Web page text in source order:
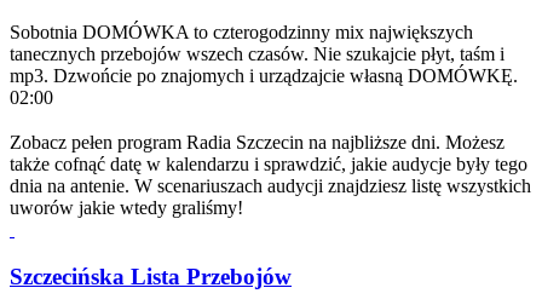
Sobotnia DOMÓWKA to czterogodzinny mix największych
tanecznych przebojów wszech czasów. Nie szukajcie płyt, taśm i
mp3. Dzwońcie po znajomych i urządzajcie własną DOMÓWKĘ.
02:00
Zobacz pełen program Radia Szczecin na najbliższe dni. Możesz
także cofnąć datę w kalendarzu i sprawdzić, jakie audycje były tego
dnia na antenie. W scenariuszach audycji znajdziesz listę wszystkich
uworów jakie wtedy graliśmy!
Szczecińska Lista Przebojów